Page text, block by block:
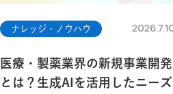
ナレッジ・ノウハウ
医療・製薬業界の新規事業開発
とは？生成AIを活用したニーズ